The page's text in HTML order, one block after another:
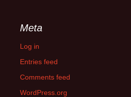
Meta
Log in
Entries feed
Comments feed
WordPress.org